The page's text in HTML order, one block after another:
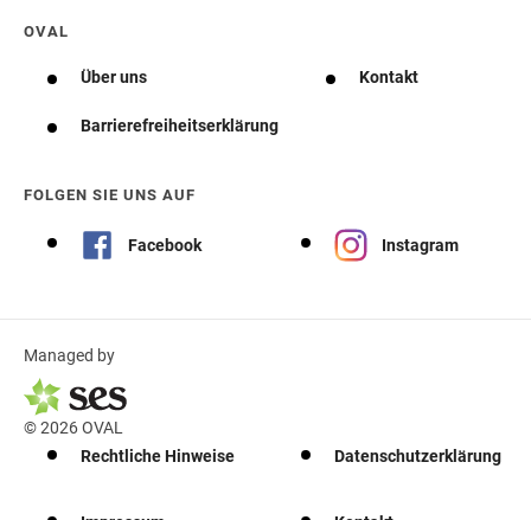
OVAL
Über uns Kontakt
Barrierefreiheitserklärung
FOLGEN SIE UNS AUF
Facebook Instagram
Managed by
© 2026 OVAL
Rechtliche Hinweise
Datenschutzerklärung